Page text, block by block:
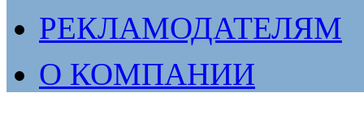
РЕКЛАМОДАТЕЛЯМ
О КОМПАНИИ